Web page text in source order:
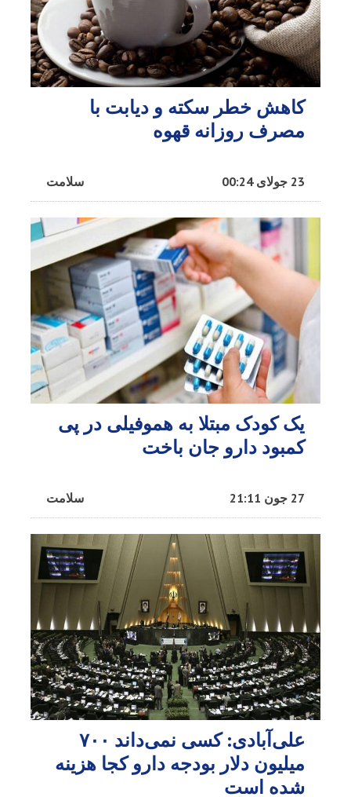
کاهش خطر سکته و دیابت با
مصرف روزانه قهوه
سلامت 23 جولای 00:24
یک کودک مبتلا به هموفیلی در پی
کمبود دارو جان باخت
سلامت 27 جون 21:11
علی‌آبادی: کسی نمی‌داند ۷۰۰
میلیون دلار بودجه دارو کجا هزینه
شده است